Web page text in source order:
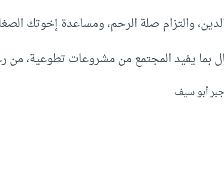
والتزام صلة الرحم، ومساعدة إخوتك
بما يفيد المجتمع من مشروعات تطوعية، من
أبو سيف